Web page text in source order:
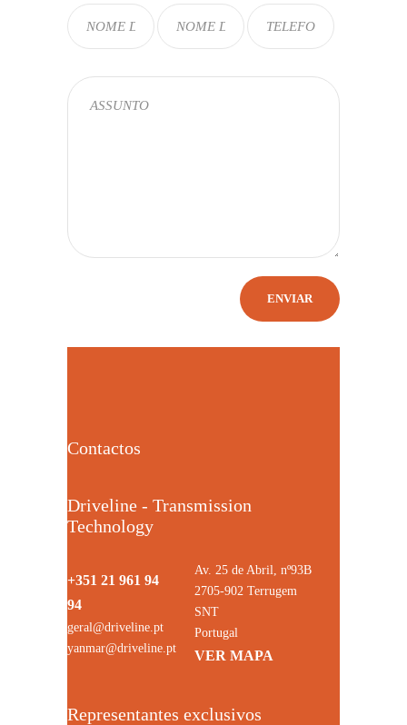
Contactos
Driveline - Transmission
Technology
+351 21 961 94
94
geral@driveline.pt
yanmar@driveline.pt
Av. 25 de Abril, nº93B
2705-902 Terrugem
SNT
Portugal
VER MAPA
Representantes exclusivos